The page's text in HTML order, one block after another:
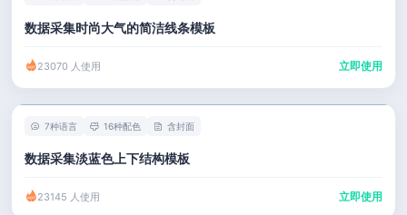
数据采集时尚大气的简洁线条模板
23070 人使用 立即使用
7种语言 16种配色 含封面
数据采集淡蓝色上下结构模板
23145 人使用 立即使用